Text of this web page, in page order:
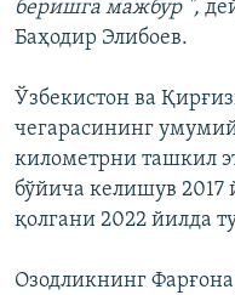
беришга мажбур ",
Баҳодир Элибоев.
Ўзбекистон ва
чегарасининг
километрни ташкил
бўйича келишув 2017
қолгани 2022 йилда
Озодликнинг